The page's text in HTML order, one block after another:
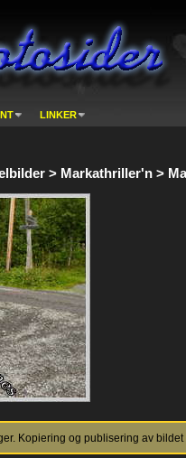
LINKER
> Markathriller'n >
Kopiering og publisering av bildet